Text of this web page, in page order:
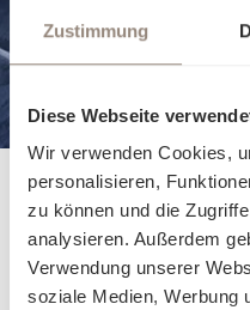
Zustimmung
Diese Webseite
Wir verwenden Cookies,
personalisieren,
zu können und die
analysieren. Außerdem
Verwendung unserer
soziale Medien, Werbung